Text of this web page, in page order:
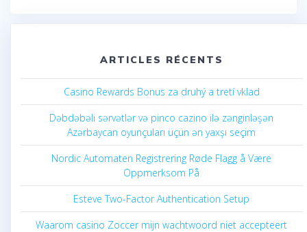
ARTICLES RÉCENTS
Casino Rewards Bonus za druhý a tretí vklad
Dəbdəbəli sərvətlər və pinco cazino ilə zənginləşən
Azərbaycan oyunçuları üçün ən yaxşı seçim
Nordic Automaten Registrering Røde Flagg å Være
Oppmerksom På
Esteve Two-Factor Authentication Setup
Waarom casino Zoccer mijn wachtwoord niet accepteert